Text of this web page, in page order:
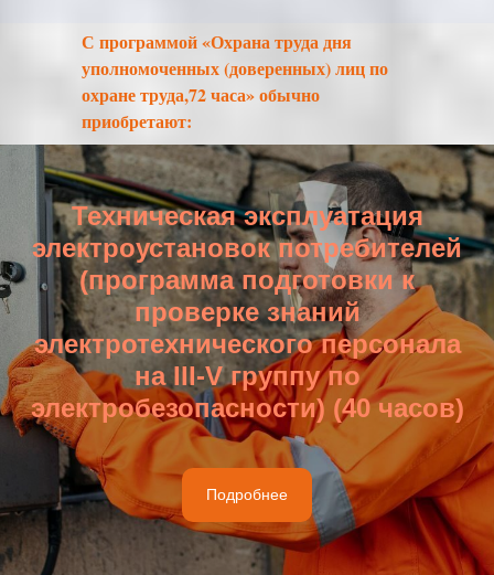
С программой «Охрана труда дня
уполномоченных (доверенных) лиц по
охране труда,72 часа» обычно
приобретают:
Техническая эксплуатация
электроустановок потребителей
(программа подготовки к
проверке знаний
электротехнического персонала
на III-V группу по
электробезопасности) (40 часов)
Подробнее